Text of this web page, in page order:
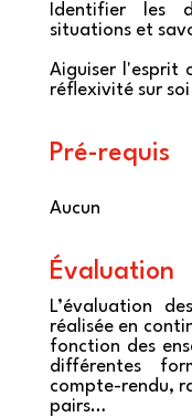
Identifier les
situations et
Aiguiser l'esprit
réflexivité sur
Pré-requis
Aucun
Évaluation
L’évaluation
réalisée en
fonction des
différentes
compte-rendu,
pairs…